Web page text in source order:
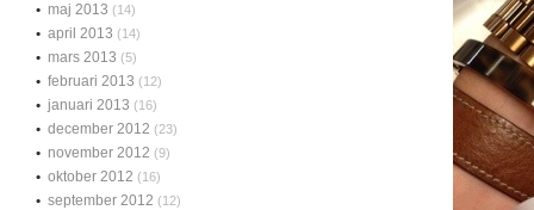
maj 2013 (14)
april 2013 (14)
mars 2013 (5)
februari 2013 (12)
januari 2013 (16)
december 2012 (23)
november 2012 (9)
oktober 2012 (16)
september 2012 (12)